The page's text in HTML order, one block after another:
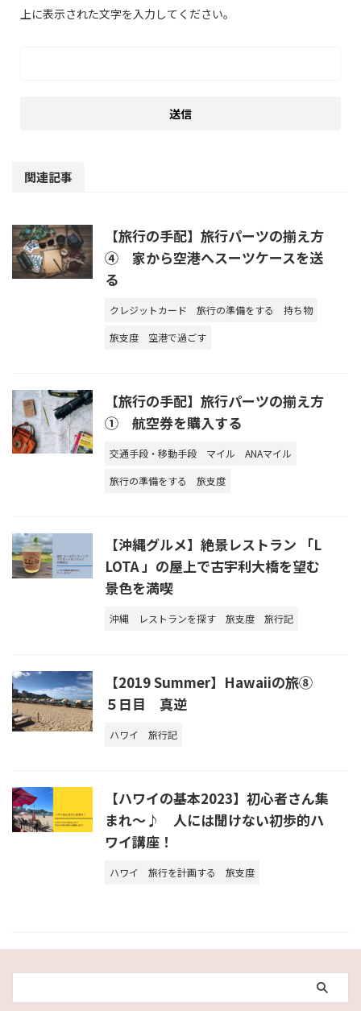
上に表示された文字を入力してください。
関連記事
【旅行の手配】旅行パーツの揃え方
④ 家から空港へスーツケースを送
る
クレジットカード 旅行の準備をする
持ち物
旅支度
空港で過ごす
【旅行の手配】旅行パーツの揃え方
① 航空券を購入する
交通手段・移動手段 マイル
ANAマイル
旅行の準備をする
旅支度
【沖縄グルメ】絶景レストラン 「L
LOTA 」の屋上で古宇利大橋を望む
景色を満喫
沖縄 レストランを探す 旅支度 旅行記
【2019 Summer】Hawaiiの旅⑧
５日目 真逆
ハワイ 旅行記
【ハワイの基本2023】初心者さん集
まれ～♪ 人には聞けない初歩的ハ
ワイ講座！
ハワイ 旅行を計画する 旅支度